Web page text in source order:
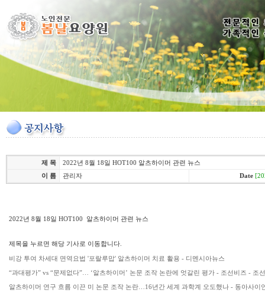
제 목
2022년 8월 18일 HOT100 알츠하이머 관련 뉴스
이 름
관리자 Date
2022년 8월 18일 HOT100 알츠하이머 관련 뉴스
제목을 누르면 해당 기사로 이동합니다.
비강 투여 차세대 면역요법 '포랄루맙' 알츠하이머 치료 활용 - 디멘시아뉴스
“과대평가” vs “문제없다”… ‘알츠하이머’ 논문 조작 논란에 엇갈린 평가 - 조선비즈 - 조
알츠하이머 연구 흐름 이끈 미 논문 조작 논란…16년간 세계 과학계 오도했나 - 동아사이